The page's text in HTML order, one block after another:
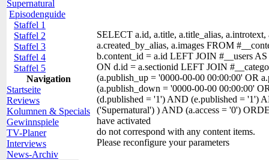
Supernatural
Episodenguide
Staffel 1
Staffel 2
Staffel 3
Staffel 4
Staffel 5
Navigation
Startseite
Reviews
Kolumnen & Specials
Gewinnspiele
TV-Planer
Interviews
News-Archiv
SELECT a.id, a.title, a.title_alias, a.introtext,
a.created_by_alias, a.images FROM
b.content_id = a.id LEFT JOIN #__users
ON d.id = a.sectionid LEFT JOIN
(a.publish_up = '0000-00-00 00:00:00' OR
(a.publish_down = '0000-00-00 00:00:00'
(d.published = '1') AND (e.published = '1')
('Supernatural') ) AND (a.access = '0')
have activated
do not correspond with any content items.
Please reconfigure your parameters